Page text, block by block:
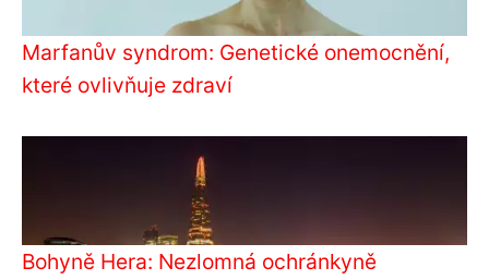
Marfanův syndrom: Genetické onemocnění,
které ovlivňuje zdraví
Bohyně Hera: Nezlomná ochránkyně